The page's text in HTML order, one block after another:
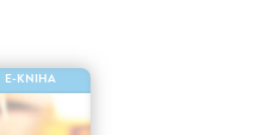
E-KNIHA